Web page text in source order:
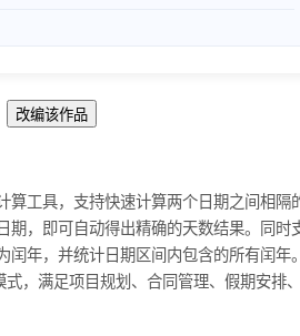
改编该作品
算工具，支持快速计算两个日期之间相隔
期，即可自动得出精确的天数结果。同时
闰年，并统计日期区间内包含的所有闰年
，满足项目规划、合同管理、假期安排